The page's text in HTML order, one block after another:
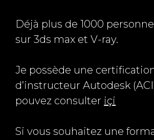
Déjà plus de 1000
sur 3ds max et V-ray.
Je possède une
d’instructeur Autodesk
pouvez consulter içi
Si vous souhaitez une